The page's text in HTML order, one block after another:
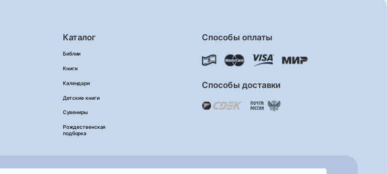
Каталог
Библии
Книги
Календари
Детские книги
Сувениры
Рождественская
подборка
Способы оплаты
Способы доставки